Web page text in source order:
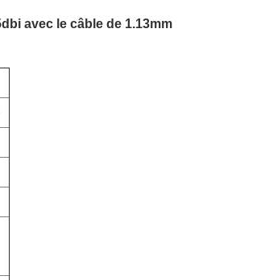
avec le câble de 1.13mm